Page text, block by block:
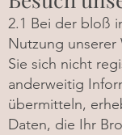
2.1 Bei der bloß
Nutzung unserer
Sie sich nicht
anderweitig
übermitteln,
Daten, die Ihr